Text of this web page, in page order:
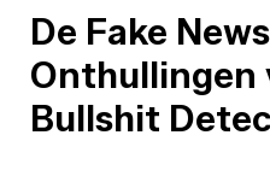
De Fake
Onthullingen
Bullshit